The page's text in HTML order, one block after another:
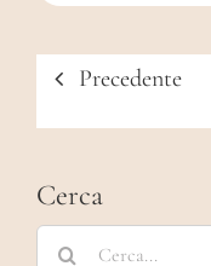
Precedente
Cerca
Cerca